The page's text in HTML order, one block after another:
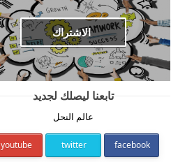
الاشتراك
تابعنا ليصلك لجديد
عالم النحل
facebook
twitter
youtube